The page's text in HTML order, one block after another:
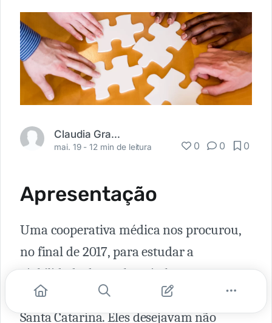
Claudia Grandi
mai. 19 -12 min de leitura 0 0 0
Apresentação
Uma cooperativa médica nos procurou,
no final de 2017, para estudar a
viabilidade de um hospital a ser
construído em uma cidade no interior de
Santa Catarina. Eles desejavam não